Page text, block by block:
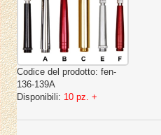
Codice del prodotto: fen-
136-139A
Disponibili: 10 pz. +